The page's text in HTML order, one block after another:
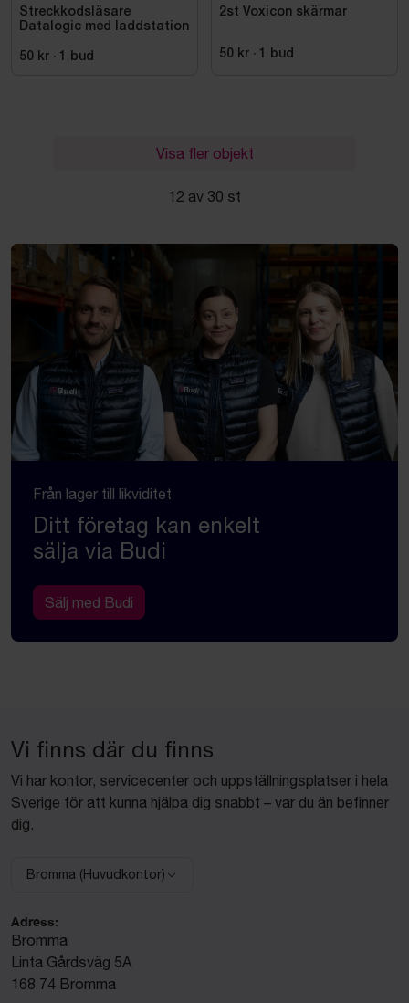
Streckkodsläsare
Datalogic med laddstation
50 kr · 1 bud
2st Voxicon skärmar
50 kr · 1 bud
Visa fler objekt
12 av 30 st
Från lager till likviditet
Ditt företag kan enkelt
sälja via Budi
Sälj med Budi
Vi finns där du finns
Vi har kontor, servicecenter och uppställningsplatser i hela
Sverige för att kunna hjälpa dig snabbt – var du än befinner
dig.
Välj anläggning:
Bromma (Huvudkontor)
Adress:
Bromma
Linta Gårdsväg 5A
168 74 Bromma